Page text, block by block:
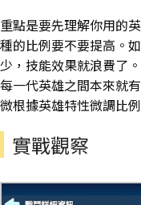
重點是要先理解你用的
種的比例要不要提高。
少，技能效果就浪費了
每一代英雄之間本來就
微根據英雄特性微調比
實戰觀察